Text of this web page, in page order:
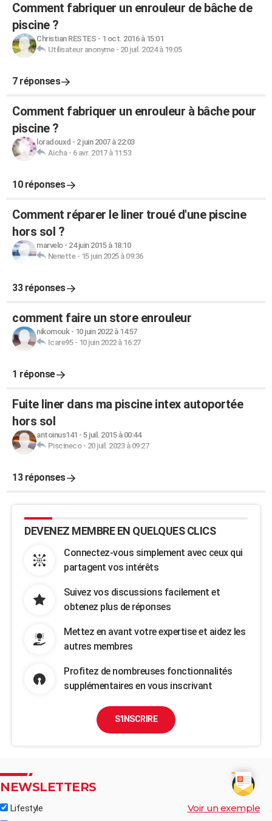
Comment fabriquer un enrouleur de bâche de
piscine ?
Christian RESTES - 1 oct. 2016 à 15:01
Utilisateur anonyme- 20 juil. 2024 à 19:05
7 réponses
Comment fabriquer un enrouleur à bâche pour
piscine ?
loradouxd - 2 juin 2007 à 22:03
Aicha- 6 avr. 2017 à 11:53
10 réponses
Comment réparer le liner troué d'une piscine
hors sol ?
marvelo- 24 juin 2015 à 18:10
Nenette- 15 juin 2025 à 09:36
33 réponses
comment faire un store enrouleur
nikomouk- 10 juin 2022 à 14:57
Icare95- 10 juin 2022 à 16:27
1 réponse
Fuite liner dans ma piscine intex autoportée
hors sol
antoinus141 - 5 juil. 2015 à 00:44
Piscineco- 20 juil. 2023 à 09:27
13 réponses
DEVENEZ MEMBRE EN QUELQUES CLICS
Connectez-vous simplement avec ceux qui
partagent vos intérêts
Suivez vos discussions facilement et
obtenez plus de réponses
Mettez en avant votre expertise et aidez les
autres membres
Profitez de nombreuses fonctionnalités
supplémentaires en vous inscrivant
S'INSCRIRE
NEWSLETTERS
Lifestyle Voir un exemple